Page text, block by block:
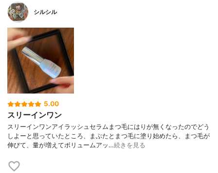
シルシル
5.00
スリーインワン
スリーインワンアイラッシュセラムまつ毛にはりが無くなったのでどう
しよーと思っていたところ、まぶたとまつ毛に塗り始めたら、まつ毛が
伸びて、量が増えてボリュームアッ…続きを見る